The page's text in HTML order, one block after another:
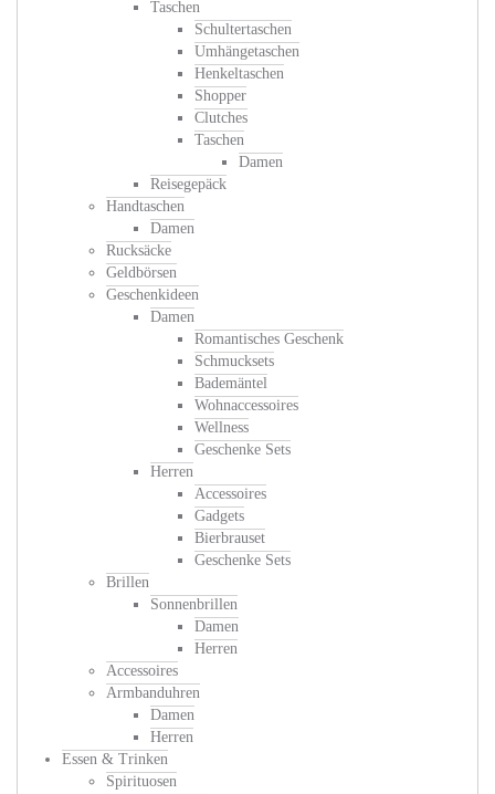
Taschen
Schultertaschen
Umhängetaschen
Henkeltaschen
Shopper
Clutches
Taschen
Damen
Reisegepäck
Handtaschen
Damen
Rucksäcke
Geldbörsen
Geschenkideen
Damen
Romantisches Geschenk
Schmucksets
Bademäntel
Wohnaccessoires
Wellness
Geschenke Sets
Herren
Accessoires
Gadgets
Bierbrauset
Geschenke Sets
Brillen
Sonnenbrillen
Damen
Herren
Accessoires
Armbanduhren
Damen
Herren
Essen & Trinken
Spirituosen